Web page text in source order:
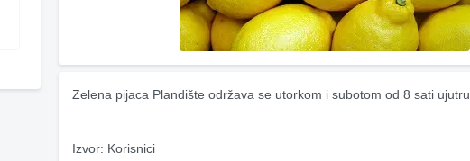
Zelena pijaca Plandište održava se utorkom i subotom od 8 sati ujutru.
Izvor: Korisnici